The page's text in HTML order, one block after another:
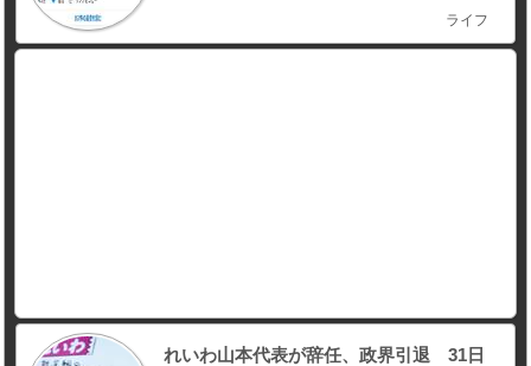
ライフ
れいわ山本代表が辞任、政界引退 31日